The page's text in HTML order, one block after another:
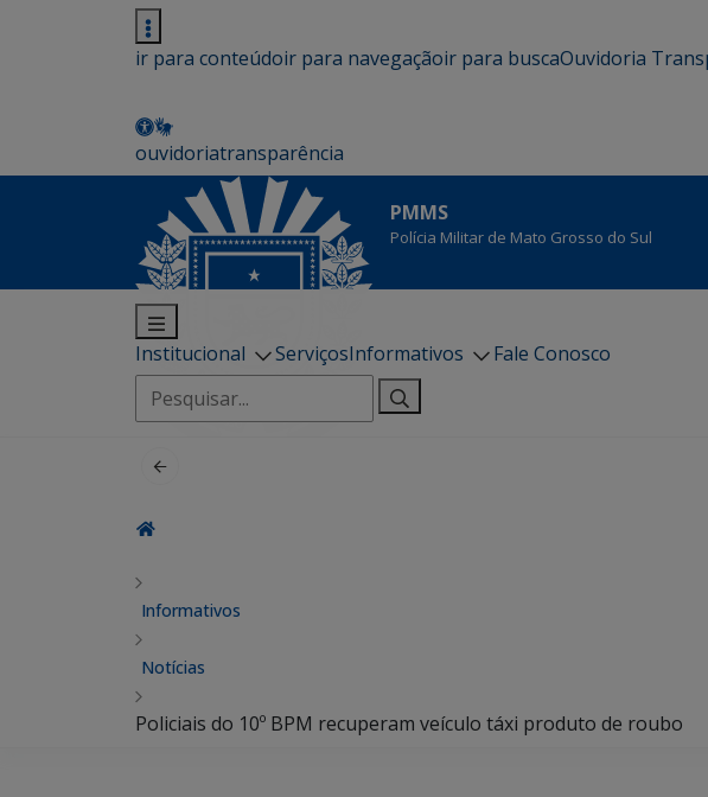
ir para conteúdoir para navegaçãoir para buscaOuvidoria
ouvidoriatransparência
PMMS
Polícia Militar de Mato Grosso do Sul
Institucional ServiçosInformativos
Fale Conosco
Pesquisar
por:
Informativos
Notícias
Policiais do 10º BPM recuperam veículo táxi produto de roubo